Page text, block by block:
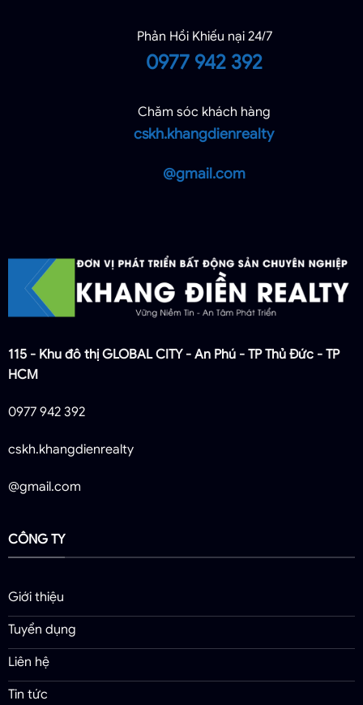
Phản Hồi Khiếu nại 24/7
0977 942 392
Chăm sóc khách hàng
cskh.khangdienrealty
@gmail.com
115 - Khu đô thị GLOBAL CITY - An Phú - TP Thủ Đức - TP
HCM
0977 942 392
cskh.khangdienrealty
@gmail.com
CÔNG TY
Giới thiệu
Tuyển dụng
Liên hệ
Tin tức